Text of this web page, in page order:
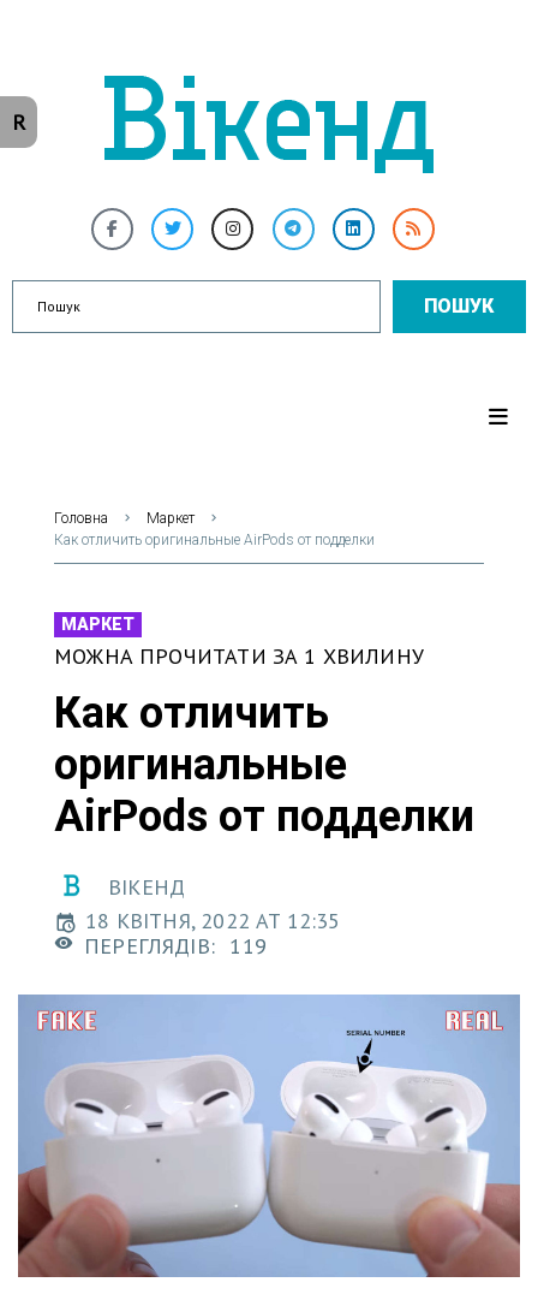
ПОШУК
Головна
Маркет
Как отличить оригинальные AirPods от подделки
МАРКЕТ
МОЖНА ПРОЧИТАТИ ЗА 1 ХВИЛИНУ
Как отличить
оригинальные
AirPods от подделки
ВІКЕНД
18 КВІТНЯ, 2022 AT 12:35
ПЕРЕГЛЯДІВ: 119
R